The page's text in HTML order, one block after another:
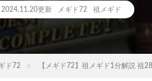
2024.11.20更新 メギド72 祖メギド
ド72 【メギド72】祖メギド1分解説 祖